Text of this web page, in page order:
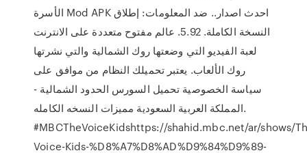
الأسرة‬ Mod APK احدث اصدار.. ضد المعلومات: إطلاق
النسخة الكاملة. 5.92. عالم مفتوح متعددة على الانترنت
لعبة الفيديو التي وضعتها روك الشمالية والتي نشرتها
روك الألعاب. يعتبر تحميلك النظام من موافق على
سياسة الخصوصية تحميل السورس الحدود الشمالية -
المملكة العربية السعودية مميزات النسخه الكامله.
#MBCTheVoiceKidshttps://shahid.mbc.net/ar/shows/
Voice-Kids-%D8%A7%D8%AD%D9%84%D9%89-